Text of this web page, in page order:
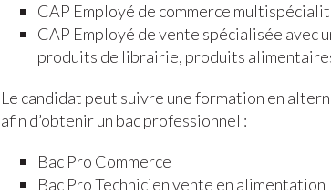
CAP Employé de commerce
CAP Employé de vente spécialisée avec
produits de librairie, produits
Le candidat peut suivre une formation en
afin d’obtenir un bac professionnel :
Bac Pro Commerce
Bac Pro Technicien vente en alimentation